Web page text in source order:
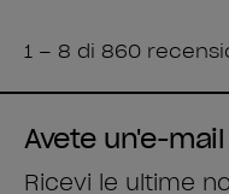
Avete un'e-mail
Ricevi le ultime